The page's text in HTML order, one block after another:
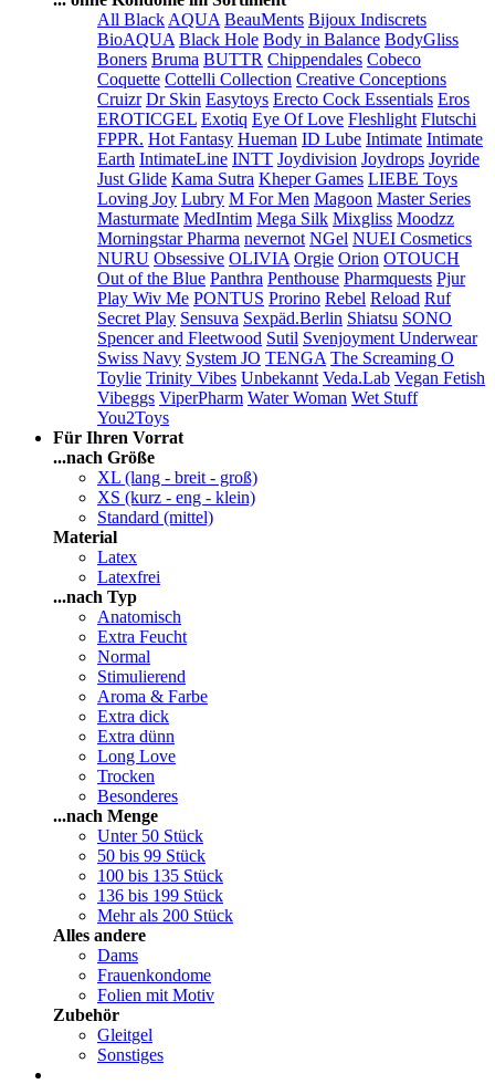
All Black AQUA BeauMents Bijoux Indiscrets
BioAQUA Black Hole Body in Balance BodyGliss
Boners Bruma BUTTR Chippendales Cobeco
Coquette Cottelli Collection Creative Conceptions
Cruizr Dr Skin Easytoys Erecto Cock Essentials Eros
EROTICGEL Exotiq Eye Of Love Fleshlight Flutschi
FPPR. Hot Fantasy Hueman ID Lube Intimate Intimate
Earth IntimateLine INTT Joydivision Joydrops Joyride
Just Glide Kama Sutra Kheper Games LIEBE Toys
Loving Joy Lubry M For Men Magoon Master Series
Masturmate MedIntim Mega Silk Mixgliss Moodzz
Morningstar Pharma nevernot NGel NUEI Cosmetics
NURU Obsessive OLIVIA Orgie Orion OTOUCH
Out of the Blue Panthra Penthouse Pharmquests Pjur
Play Wiv Me PONTUS Prorino Rebel Reload Ruf
Secret Play Sensuva Sexpäd.Berlin Shiatsu SONO
Spencer and Fleetwood Sutil Svenjoyment Underwear
Swiss Navy System JO TENGA The Screaming O
Toylie Trinity Vibes Unbekannt Veda.Lab Vegan Fetish
Vibeggs ViperPharm Water Woman Wet Stuff
You2Toys
Für Ihren Vorrat
...nach Größe
XL (lang - breit - groß)
XS (kurz - eng - klein)
Standard (mittel)
Material
Latex
Latexfrei
...nach Typ
Anatomisch
Extra Feucht
Normal
Stimulierend
Aroma & Farbe
Extra dick
Extra dünn
Long Love
Trocken
Besonderes
...nach Menge
Unter 50 Stück
50 bis 99 Stück
100 bis 135 Stück
136 bis 199 Stück
Mehr als 200 Stück
Alles andere
Dams
Frauenkondome
Folien mit Motiv
Zubehör
Gleitgel
Sonstiges